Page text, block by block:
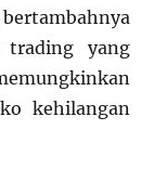
trading yang
kehilangan